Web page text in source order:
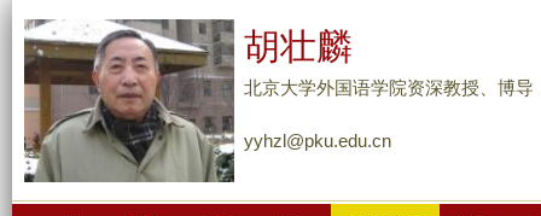
到
主
胡壮麟
北京大学外国语学院资深教授、博导
yyhzl@pku.edu.cn